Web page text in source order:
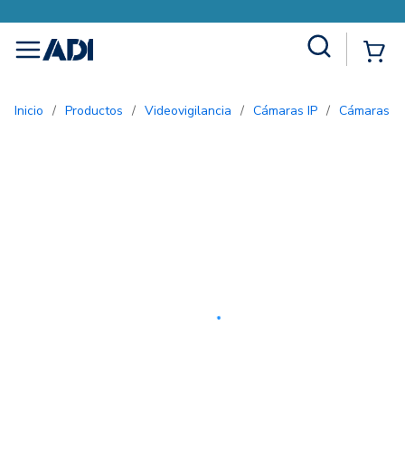
menu
Inicio / Productos / Videovigilancia / Cámaras IP / Cámaras